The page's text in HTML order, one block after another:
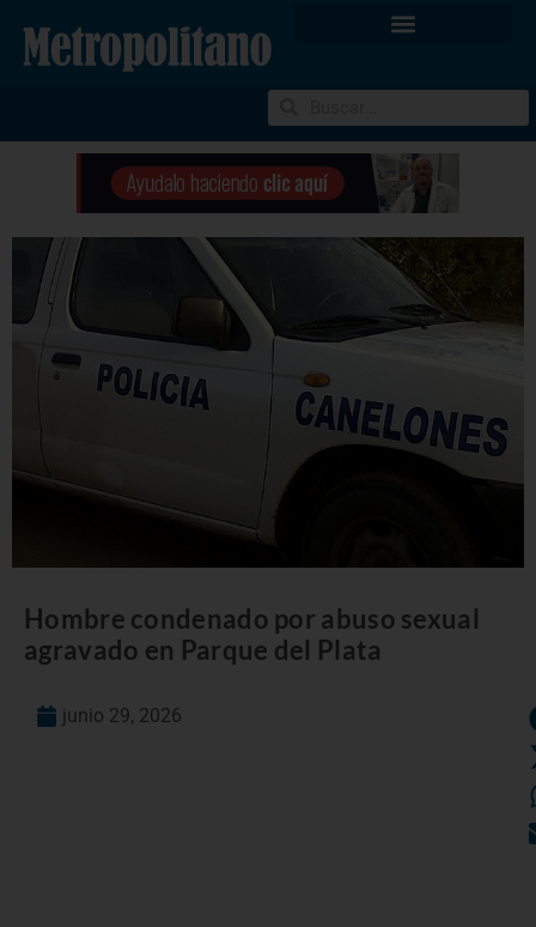
Hombre condenado por abuso sexual
agravado en Parque del Plata
junio 29, 2026